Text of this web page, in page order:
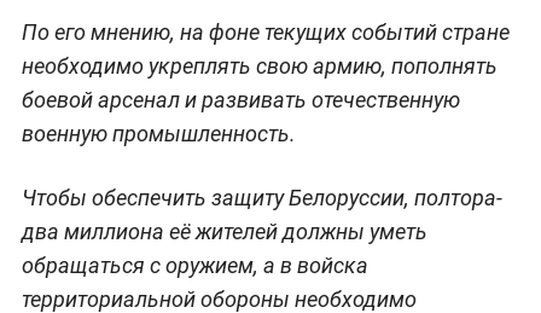
По его мнению, на фоне текущих событий стране
необходимо укреплять свою армию, пополнять
боевой арсенал и развивать отечественную
военную промышленность.
Чтобы обеспечить защиту Белоруссии, полтора-
два миллиона её жителей должны уметь
обращаться с оружием, а в войска
территориальной обороны необходимо